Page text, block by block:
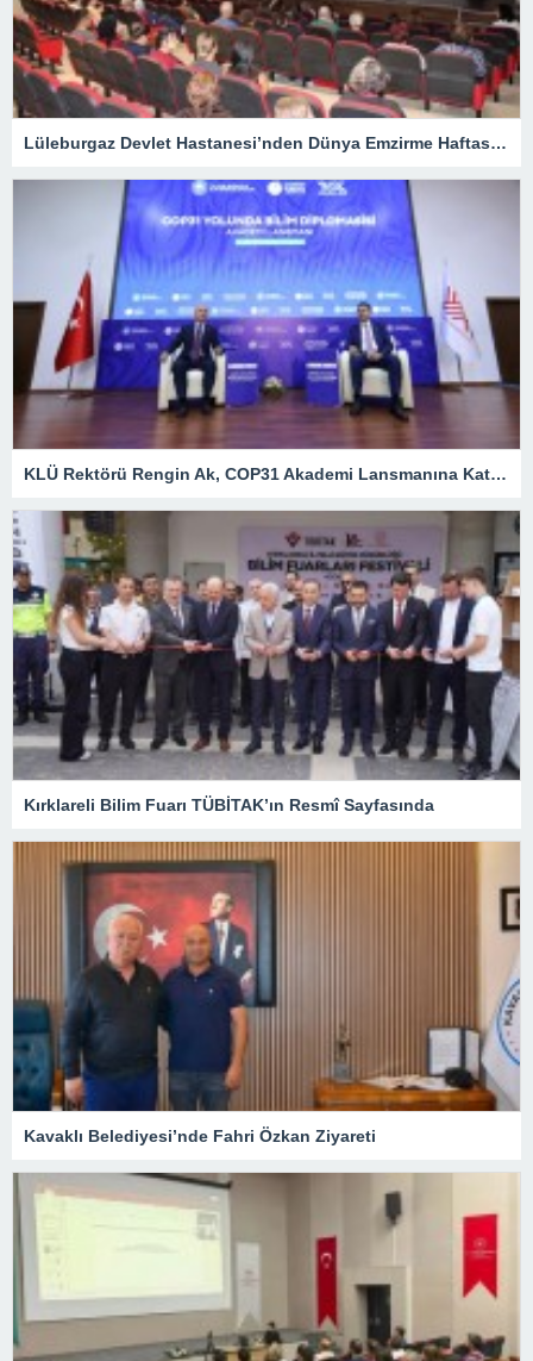
Lüleburgaz Devlet Hastanesi’nden Dünya Emzirme Haftası Katılımı
KLÜ Rektörü Rengin Ak, COP31 Akademi Lansmanına Katıldı
Kırklareli Bilim Fuarı TÜBİTAK’ın Resmî Sayfasında
Kavaklı Belediyesi’nde Fahri Özkan Ziyareti